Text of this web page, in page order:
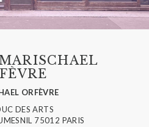
ORFÈVRE
DES ARTS
75012 PARIS